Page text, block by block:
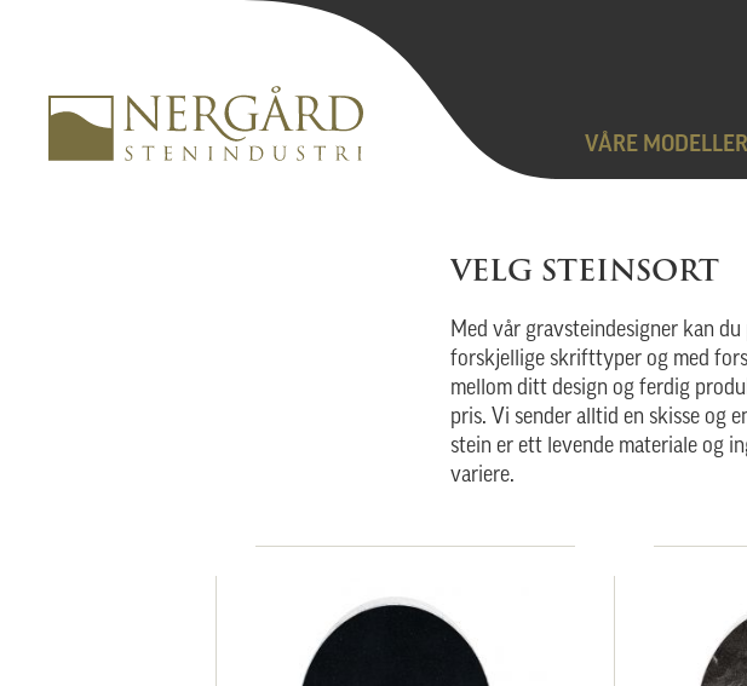
VÅRE MODELLER
VELG STEINSORT
Med vår gravsteindesigner kan
forskjellige skrifttyper og med
mellom ditt design og ferdig
pris. Vi sender alltid en skisse og
stein er ett levende materiale og
variere.